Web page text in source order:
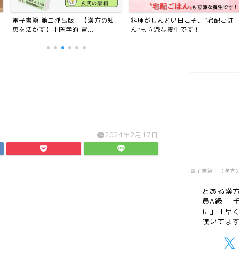
電子書籍 第二弾出版！【漢方の知
恵を活かす】中医学的 胃...
料理がしんどい日こそ、“宅配ごは
ん”も立派な養生です！
2024年2月17日
電子書籍：【漢方
とある漢
員A級｜
に」「早
嘆いてます